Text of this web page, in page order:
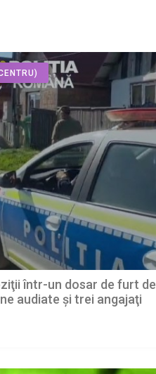
într-un dosar de furt de
audiate și trei angajaţi